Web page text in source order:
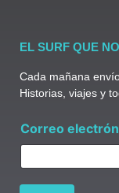
EL SURF QUE
Cada mañana
Historias, viajes y
o
r
Correo